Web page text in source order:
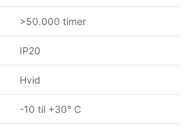
>50.000 timer
IP20
Hvid
-10 til +30° C